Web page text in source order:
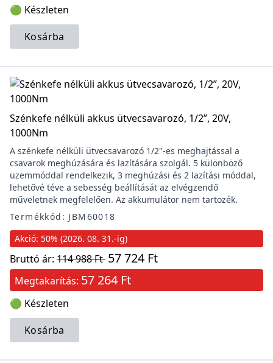
🟢 Készleten
Kosárba
Szénkefe nélküli akkus ütvecsavarozó, 1/2”, 20V,
1000Nm
A szénkefe nélküli ütvecsavarozó 1/2"-es meghajtással a
csavarok meghúzására és lazítására szolgál. 5 különböző
üzemmóddal rendelkezik, 3 meghúzási és 2 lazítási móddal,
lehetővé téve a sebesség beállítását az elvégzendő
műveletnek megfelelően. Az akkumulátor nem tartozék.
Termékkód: JBM60018
Akció: 50% (2026. 08. 31.-ig)
Bruttó ár: 114 988 Ft 57 724 Ft
Megtakarítás: 57 264 Ft
🟢 Készleten
Kosárba